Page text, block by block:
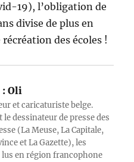
19), l’obligation de
divise de plus en
des écoles !
: Oli
et caricaturiste belge.
le dessinateur de presse des
(La Meuse, La Capitale,
et La Gazette), les
en région francophone